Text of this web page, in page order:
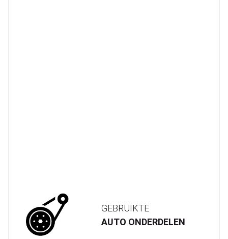
GEBRUIKTE
AUTO ONDERDELEN